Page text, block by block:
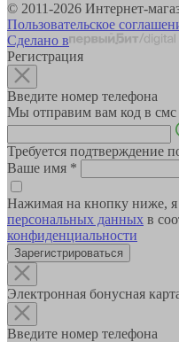
© 2011-2026 Интернет-
Пользовательское
Сделано в
Регистрация
Введите номер телефона
Мы отправим вам код в
Требуется подтверждение
Ваше имя *
Нажимая на кнопку ниже,
персональных данных в
конфиденциальности
Зарегистрироваться
Электронная бонусная
Введите номер телефона